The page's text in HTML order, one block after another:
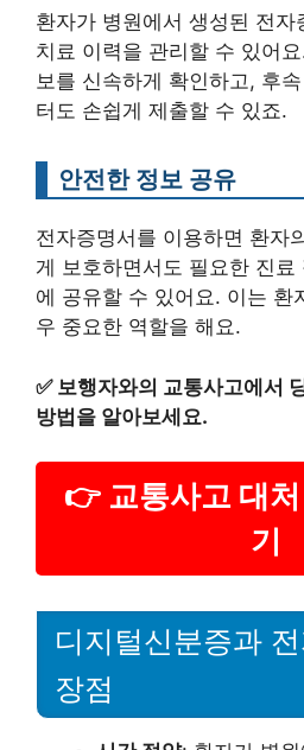
환자가 병원에서 생성된 전자
치료 이력을 관리할 수 있어
보를 신속하게 확인하고, 후
터도 손쉽게 제출할 수 있죠.
안전한 정보 공유
전자증명서를 이용하면 환자
게 보호하면서도 필요한 진
에 공유할 수 있어요. 이는 환
우 중요한 역할을 해요.
✅ 보행자와의 교통사고에서
방법을 알아보세요.
👉 교통사고 대
기
디지털신분증과
장점